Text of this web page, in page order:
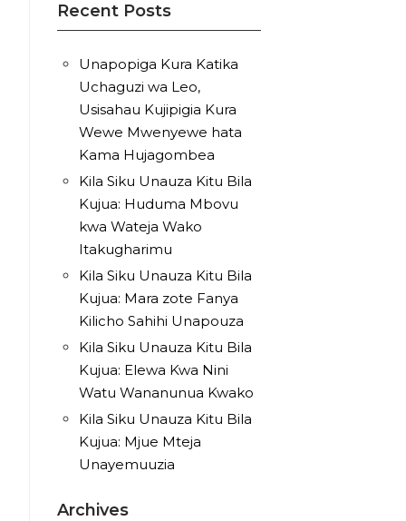
Recent Posts
Unapopiga Kura Katika
Uchaguzi wa Leo,
Usisahau Kujipigia Kura
Wewe Mwenyewe hata
Kama Hujagombea
Kila Siku Unauza Kitu Bila
Kujua: Huduma Mbovu
kwa Wateja Wako
Itakugharimu
Kila Siku Unauza Kitu Bila
Kujua: Mara zote Fanya
Kilicho Sahihi Unapouza
Kila Siku Unauza Kitu Bila
Kujua: Elewa Kwa Nini
Watu Wananunua Kwako
Kila Siku Unauza Kitu Bila
Kujua: Mjue Mteja
Unayemuuzia
Archives